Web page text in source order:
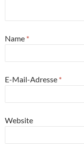
Name *
E-Mail-Adresse *
Website